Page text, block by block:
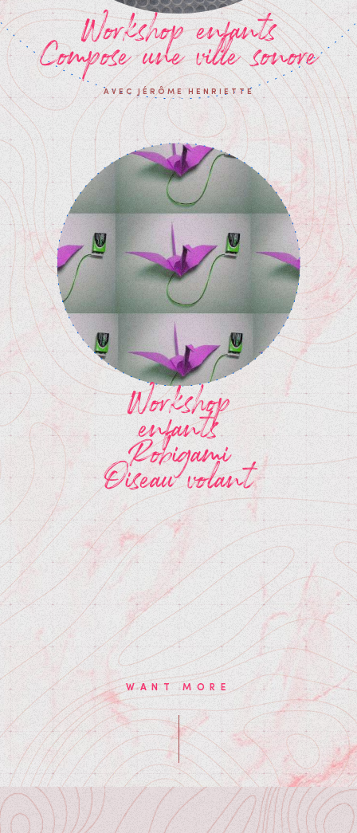
Workshop enfants
Compose une ville sonore
AVEC JÉRÔME HENRIETTE
Workshop
enfants
Robigami
Oiseau volant
WANT MORE